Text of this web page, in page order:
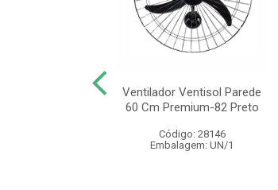
Ventilador Ventisol Parede
60 Cm Premium-82 Preto
Código: 28146
Embalagem: UN/1